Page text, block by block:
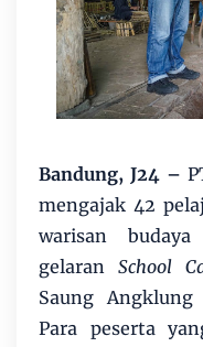
Bandung, J24 –
mengajak 42
warisan
gelaranSchool
Saung
Para peserta